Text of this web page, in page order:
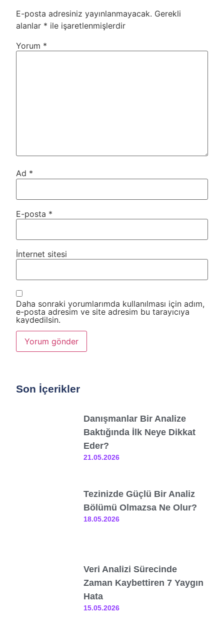
E-posta adresiniz yayınlanmayacak. Gerekli
alanlar * ile işaretlenmişlerdir
Yorum *
Ad *
E-posta *
İnternet sitesi
Daha sonraki yorumlarımda kullanılması için adım,
e-posta adresim ve site adresim bu tarayıcıya
kaydedilsin.
Son İçerikler
Danışmanlar Bir Analize
Baktığında İlk Neye Dikkat
Eder?
21.05.2026
Tezinizde Güçlü Bir Analiz
Bölümü Olmazsa Ne Olur?
18.05.2026
Veri Analizi Sürecinde
Zaman Kaybettiren 7 Yaygın
Hata
15.05.2026